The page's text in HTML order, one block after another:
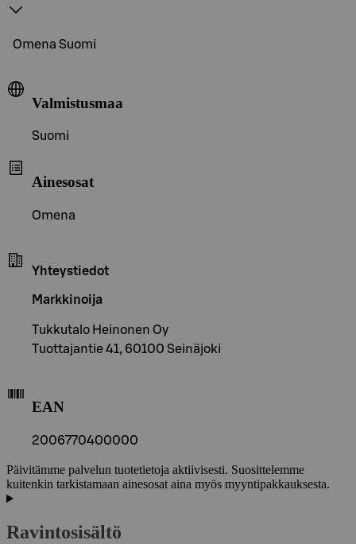
Omena Suomi
Valmistusmaa
Suomi
Ainesosat
Omena
Yhteystiedot
Markkinoija
Tukkutalo Heinonen Oy
Tuottajantie 41, 60100 Seinäjoki
EAN
2006770400000
Päivitämme palvelun tuotetietoja aktiivisesti. Suosittelemme
kuitenkin tarkistamaan ainesosat aina myös myyntipakkauksesta.
Ravintosisältö